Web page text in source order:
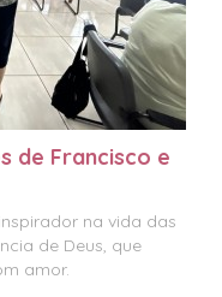
de Francisco e
na vida das
de Deus, que
amor.